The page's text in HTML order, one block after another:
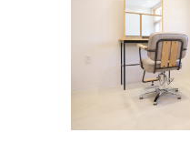
カット料金4,000円以上